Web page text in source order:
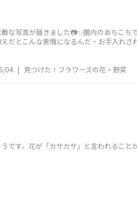
な写真が届きました📷✨園内のあちこち
だとこんな表情になるんだ・お手入れ
04 | 見つけた！フラワーズの花・野菜
です。花が「カサカサ」と言われること